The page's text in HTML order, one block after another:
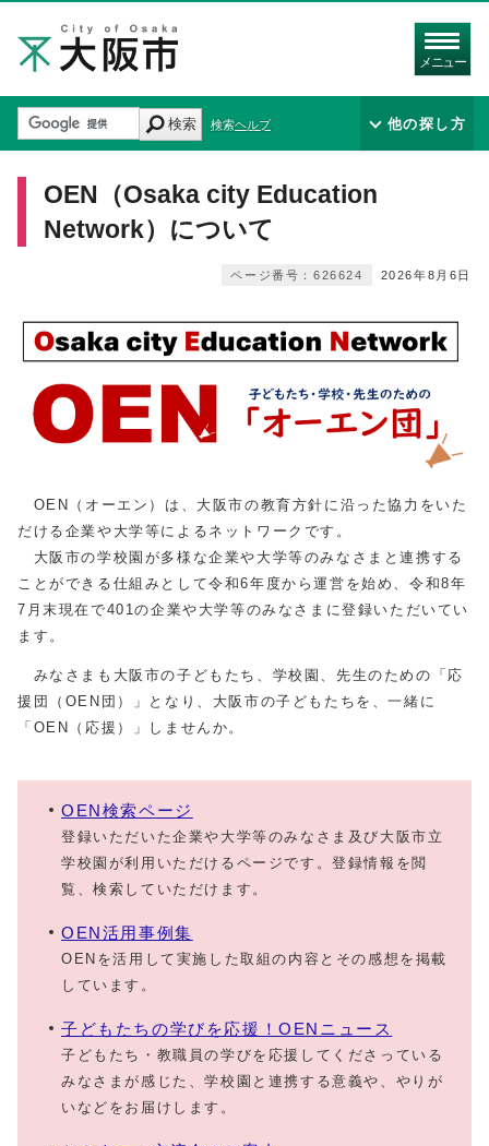
メニュー
検索 検索ヘルプ 他の探し方
OEN（Osaka city Education
Network）について
2026年8月6日
ページ番号：626624
OEN（オーエン）は、大阪市の教育方針に沿った協力をいた
だける企業や大学等によるネットワークです。
大阪市の学校園が多様な企業や大学等のみなさまと連携する
ことができる仕組みとして令和6年度から運営を始め、令和8年
7月末現在で401の企業や大学等のみなさまに登録いただいてい
ます。
みなさまも大阪市の子どもたち、学校園、先生のための「応
援団（OEN団）」となり、大阪市の子どもたちを、一緒に
「OEN（応援）」しませんか。
OEN検索ページ
登録いただいた企業や大学等のみなさま及び大阪市立
学校園が利用いただけるページです。登録情報を閲
覧、検索していただけます。
OEN活用事例集
OENを活用して実施した取組の内容とその感想を掲載
しています。
子どもたちの学びを応援！OENニュース
子どもたち・教職員の学びを応援してくださっている
みなさまが感じた、学校園と連携する意義や、やりが
いなどをお届けします。